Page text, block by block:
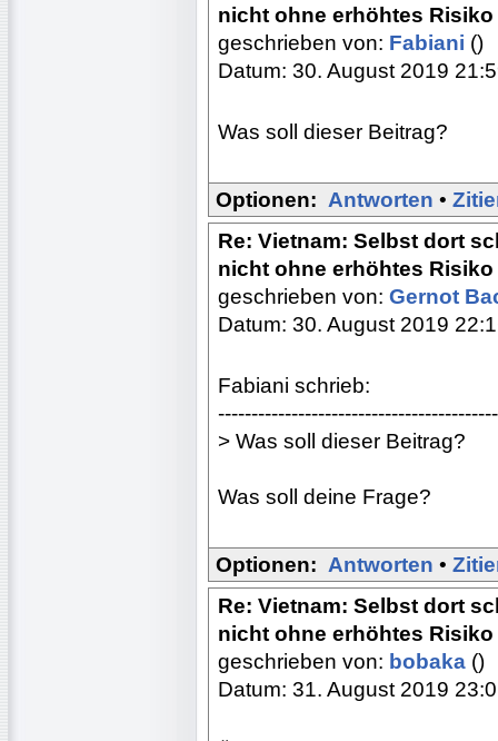
nicht ohne erhöhtes
geschrieben von: Fabiani ()
Datum: 30. August 2019
Was soll dieser Beitrag?
Optionen: Antworten •
Re: Vietnam: Selbst dort
nicht ohne erhöhtes
geschrieben von: Gernot
Datum: 30. August 2019
Fabiani schrieb:
> Was soll dieser Beitrag?
Was soll deine Frage?
Optionen: Antworten •
Re: Vietnam: Selbst dort
nicht ohne erhöhtes
geschrieben von: bobaka ()
Datum: 31. August 2019